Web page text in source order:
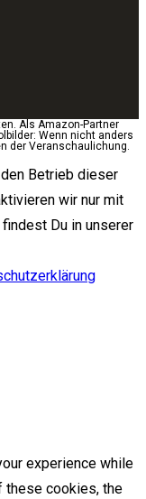
Als Amazon-Partner
Wenn nicht anders
der Veranschaulichung.
Betrieb dieser
wir nur mit
Du in unserer
experience while
these cookies, the